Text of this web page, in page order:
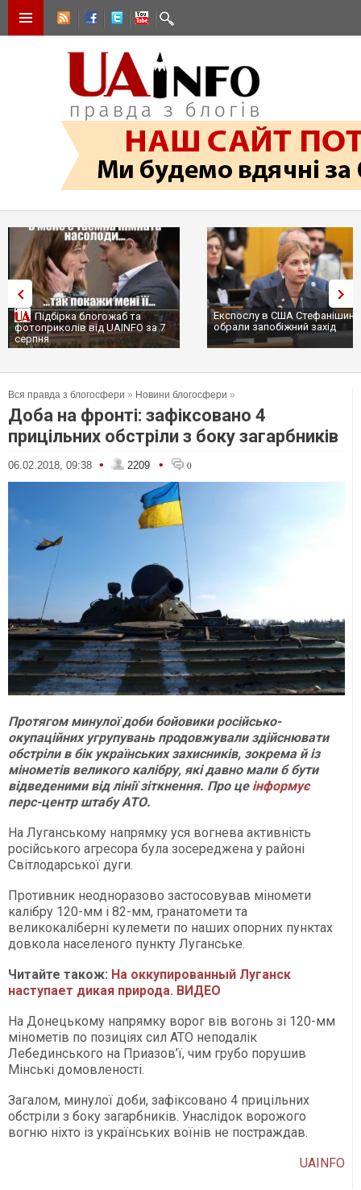
Підбірка блогожаб та
фотоприколів від UAINFO за 7
серпня
Експослу в США
обрали запобіжний захід
Вся правда з блогосфери » Новини блогосфери »
Доба на фронті: зафіксовано 4
прицільних обстріли з боку загарбників
06.02.2018, 09:38 • 2209 • 0
Протягом минулої доби бойовики російсько-
окупаційних угрупувань продовжували здійснювати
обстріли в бік українських захисників, зокрема й із
мінометів великого калібру, які давно мали б бути
відведеними від лінії зіткнення. Про це інформує
перс-центр штабу АТО.
На Луганському напрямку уся вогнева активність
російського агресора була зосереджена у районі
Світлодарської дуги.
Противник неодноразово застосовував міномети
калібру 120-мм і 82-мм, гранатомети та
великокаліберні кулемети по наших опорних пунктах
довкола населеного пункту Луганське.
Читайте також: На оккупированный Луганск
наступает дикая природа. ВИДЕО
На Донецькому напрямку ворог вів вогонь зі 120-мм
мінометів по позиціях сил АТО неподалік
Лебединського на Приазов’ї, чим грубо порушив
Мінські домовленості.
Загалом, минулої доби, зафіксовано 4 прицільних
обстріли з боку загарбників. Унаслідок ворожого
вогню ніхто із українських воїнів не постраждав.
UAINFO